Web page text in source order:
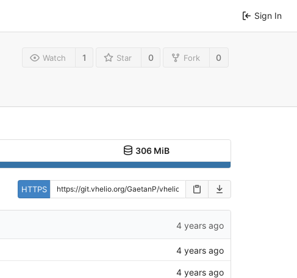
Sign In
Watch 1 Star 0 Fork 0
306 MiB
HTTPS
4 years ago
4 years ago
4 years ago